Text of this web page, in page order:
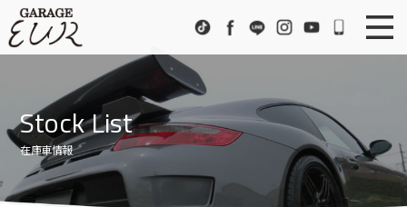
TikTokFacebook
LINE InstagramYoutube072-
在庫車情報
EUR Sports
EURスポーツ
Stock List
在庫車情報